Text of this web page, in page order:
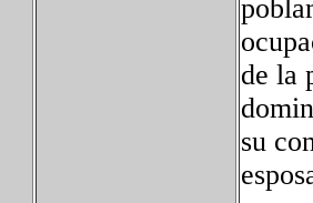
de la
su